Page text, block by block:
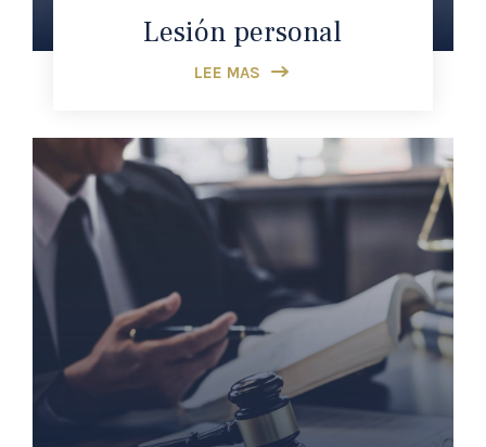
Lesión personal
LEE MAS